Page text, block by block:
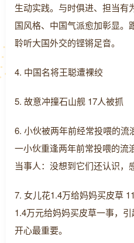
生动实践。与时俱进、担当有
国风格、中国气派愈加彰显。
聆听大国外交的铿锵足音。
4. 中国名将王聪遭裸绞
5. 故意冲撞石山舰 17人被抓
6. 小伙被两年前经常投喂的流
一小伙重逢两年前常投喂的流
当事人：没想到它们还认识，
7. 女儿花1.4万给妈妈买皮草
1.4万元给妈妈买皮草一事，
开心最重要。